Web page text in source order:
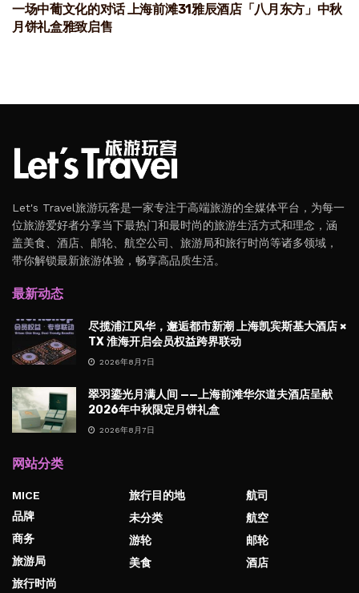
一场中葡文化的对话 上海前滩31雅辰酒店「八月东方」中秋
月饼礼盒雅致启售
Let's Travel旅游玩客是一家专注于高端旅游的全媒体平台，为每一
位旅游爱好者分享当下最热门和最时尚的旅游生活方式和理念，涵
盖美食、酒店、邮轮、航空公司、旅游局和旅行时尚等诸多领域，
带你解锁最新旅游体验，畅享高品质生活。
最新动态
尽揽浦江风华，邂逅都市新潮 上海凯宾斯基大酒店 ×
TX 淮海开启会员权益跨界联动
2026年8月7日
翠羽鎏光月满人间 ——上海前滩华尔道夫酒店呈献
2026年中秋限定月饼礼盒
2026年8月7日
网站分类
MICE
品牌
商务
旅游局
旅行时尚
旅行目的地
未分类
游轮
美食
航司
航空
邮轮
酒店